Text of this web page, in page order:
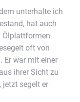
unterhalte ich
hat auch
Ölplattformen
oft von
Er war mit einer
ihrer Sicht zu
jetzt segelt er